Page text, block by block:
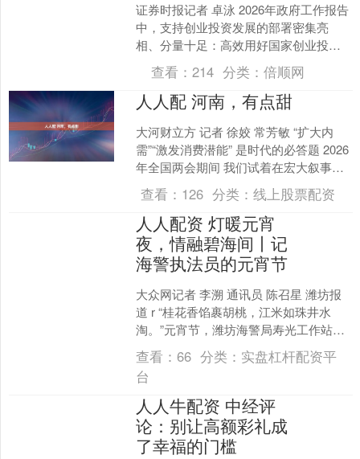
证券时报记者 卓泳 2026年政府工作报告
中，支持创业投资发展的部署密集亮
相、分量十足：高效用好国家创业投资
引导基金，大力发展创业投资、天使投
资，政府投资基金要....
查看： 214 分类： 倍顺网
人人配 河南，有点甜
大河财立方 记者 徐姣 常芳敏 “扩大内
需”“激发消费潜能” 是时代的必答题 2026
年全国两会期间 我们试着在宏大叙事之
外 寻找一份更温暖的注脚 这份注脚 藏....
查看： 126 分类： 线上股票配资
人人配资 灯暖元宵
夜，情融碧海间丨记
海警执法员的元宵节
大众网记者 李溯 通讯员 陈召星 潍坊报
道 r “桂花香馅裹胡桃，江米如珠井水
淘。”元宵节，潍坊海警局寿光工作站全
体执法员协力制作汤圆，从面团制备、
馅料调制，到....
查看：66 分类： 实盘杠杆配资平
台
人人牛配资 中经评
论：别让高额彩礼成
了幸福的门槛